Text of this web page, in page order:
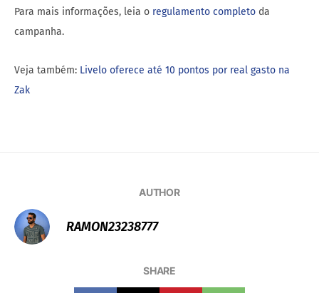
Para mais informações, leia o regulamento completo da
campanha.
Veja também: Livelo oferece até 10 pontos por real gasto na
Zak
AUTHOR
RAMON23238777
SHARE